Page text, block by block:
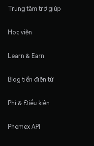
Trung tâm trợ giúp
Học viện
Learn & Earn
Blog tiền điện tử
Phí & Điều kiện
Phemex API